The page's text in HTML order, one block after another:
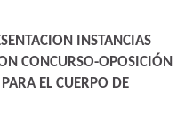
INSTANCIAS
CONCURSO-OPOSICIÓN
EL CUERPO DE